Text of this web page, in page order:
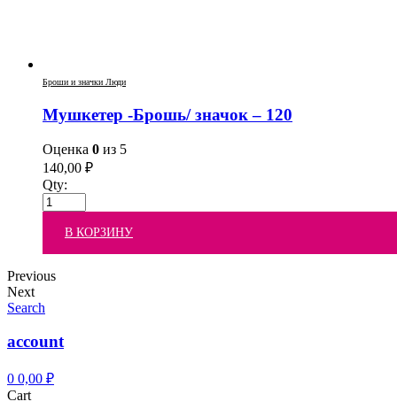
Броши и значки Люди
Мушкетер -Брошь/ значок – 120
Оценка 0 из 5
140,00 ₽
Qty:
В КОРЗИНУ
Previous
Next
Search
account
0 0,00 ₽
Cart